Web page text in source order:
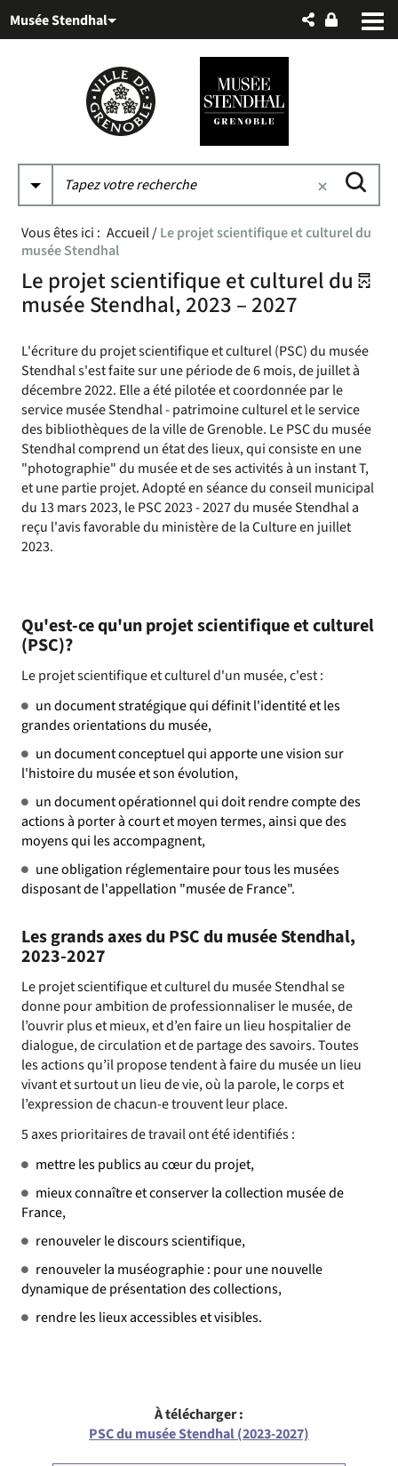
au
auMusée Stendhal
Vous êtes ici : Accueil/Le projet scientifique et culturel du
musée Stendhal
Le projet scientifique et culturel du
musée Stendhal, 2023 – 2027
L'écriture du projet scientifique et culturel (PSC) du musée
Stendhal s'est faite sur une période de 6 mois, de juillet à
décembre 2022. Elle a été pilotée et coordonnée par le
service musée Stendhal - patrimoine culturel et le service
des bibliothèques de la ville de Grenoble. Le PSC du musée
Stendhal comprend un état des lieux, qui consiste en une
"photographie" du musée et de ses activités à un instant T,
et une partie projet. Adopté en séance du conseil municipal
du 13 mars 2023, le PSC 2023 - 2027 du musée Stendhal a
reçu l'avis favorable du ministère de la Culture en juillet
2023.
Qu'est-ce qu'un projet scientifique et culturel
(PSC)?
Le projet scientifique et culturel d'un musée, c'est :
un document stratégique qui définit l'identité et les
grandes orientations du musée,
un document conceptuel qui apporte une vision sur
l'histoire du musée et son évolution,
un document opérationnel qui doit rendre compte des
actions à porter à court et moyen termes, ainsi que des
moyens qui les accompagnent,
une obligation réglementaire pour tous les musées
disposant de l'appellation "musée de France".
Les grands axes du PSC du musée Stendhal,
2023-2027
Le projet scientifique et culturel du musée Stendhal se
donne pour ambition de professionnaliser le musée, de
l’ouvrir plus et mieux, et d’en faire un lieu hospitalier de
dialogue, de circulation et de partage des savoirs. Toutes
les actions qu’il propose tendent à faire du musée un lieu
vivant et surtout un lieu de vie, où la parole, le corps et
l’expression de chacun-e trouvent leur place.
5 axes prioritaires de travail ont été identifiés :
mettre les publics au cœur du projet,
mieux connaître et conserver la collection musée de
France,
renouveler le discours scientifique,
renouveler la muséographie : pour une nouvelle
dynamique de présentation des collections,
rendre les lieux accessibles et visibles.
Àtélécharger :
PSC du musée Stendhal (2023-2027)